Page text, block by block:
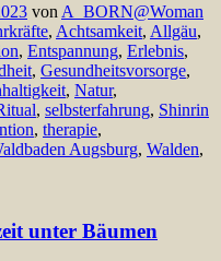
von A_BORN@Woman
, Achtsamkeit, Allgäu,
, Entspannung, Erlebnis,
, Gesundheitsvorsorge,
, Natur,
, selbsterfahrung, Shinrin
, therapie,
Augsburg, Walden,
unter Bäumen